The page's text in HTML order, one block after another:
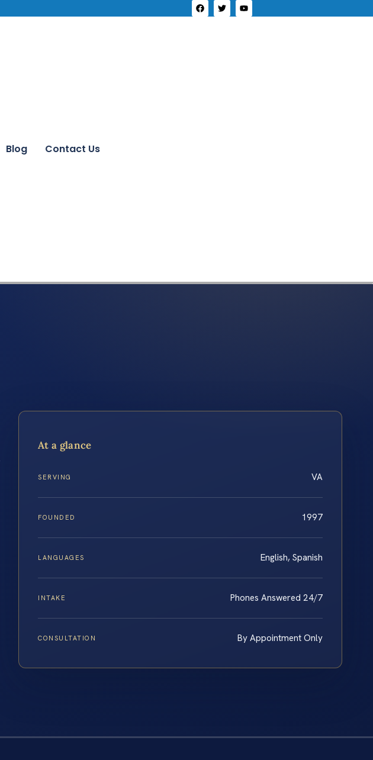
Blog Contact Us
At a glance
SERVING VA
FOUNDED 1997
LANGUAGES English, Spanish
INTAKE Phones Answered 24/7
CONSULTATION By Appointment Only